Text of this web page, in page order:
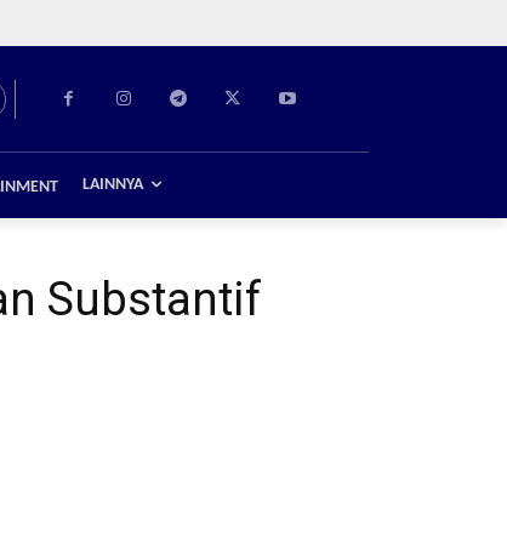
LAINNYA
Substantif